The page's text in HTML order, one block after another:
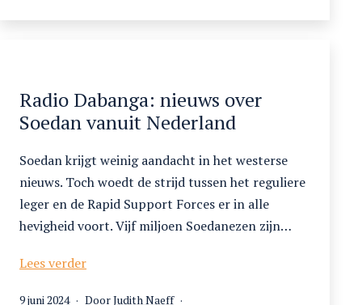
klassieker
in
wording
het
Nederlandse
taalgebied
Radio Dabanga: nieuws over
Soedan vanuit Nederland
Soedan krijgt weinig aandacht in het westerse
nieuws. Toch woedt de strijd tussen het reguliere
leger en de Rapid Support Forces er in alle
hevigheid voort. Vijf miljoen Soedanezen zijn…
Lees verderRadio
Gepubliceerd
9 juni 2024 DoorJudith Naeff